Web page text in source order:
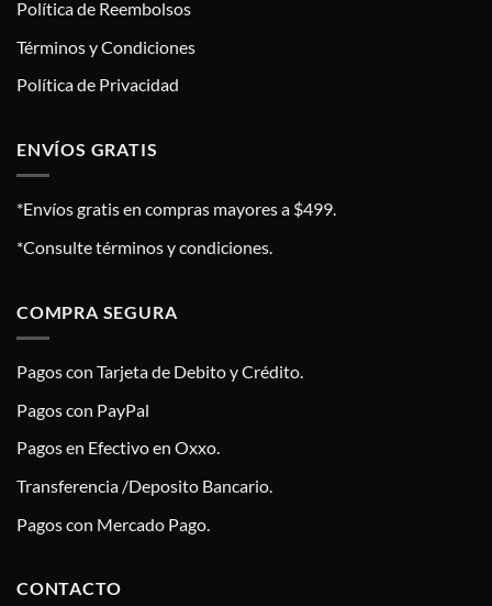
Política de Reembolsos
Términos y Condiciones
Política de Privacidad
ENVÍOS GRATIS
*Envíos gratis en compras mayores a $499.
*Consulte términos y condiciones.
COMPRA SEGURA
Pagos con Tarjeta de Debito y Crédito.
Pagos con PayPal
Pagos en Efectivo en Oxxo.
Transferencia /Deposito Bancario.
Pagos con Mercado Pago.
CONTACTO